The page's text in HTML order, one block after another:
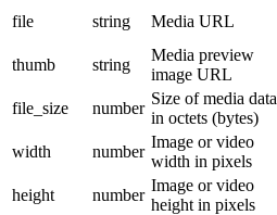
file string Media URL
thumb
string
Media preview
image URL
file_size
number
Size of media data
in octets (bytes)
width
number
Image or video
width in pixels
height
number
Image or video
height in pixels